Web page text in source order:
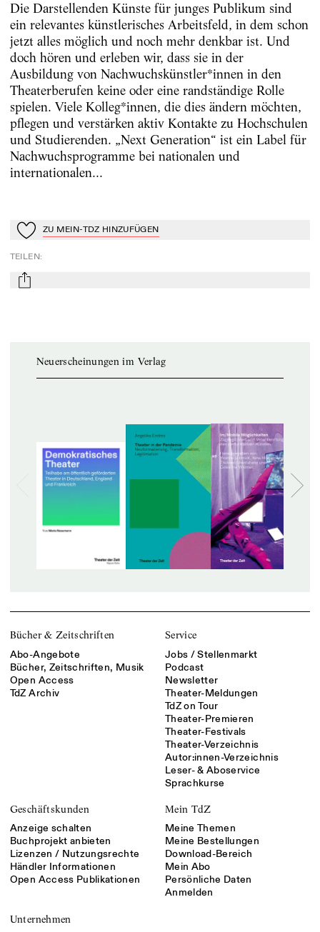
Die Darstellenden Künste für junges Publikum sind
ein relevantes künstlerisches Arbeitsfeld, in dem schon
jetzt alles möglich und noch mehr denkbar ist. Und
doch hören und erleben wir, dass sie in der
Ausbildung von Nachwuchskünstler*innen in den
Theaterberufen keine oder eine randständige Rolle
spielen. Viele Kolleg*innen, die dies ändern möchten,
pflegen und verstärken aktiv Kontakte zu Hochschulen
und Studierenden. „Next Generation“ ist ein Label für
Nachwuchsprogramme bei nationalen und
internationalen...
Zu Mein-TdZ hinzufügen
ZU MEIN-TDZ HINZUFÜGEN
TEILEN:
mail
Neuerscheinungen im Verlag
Bücher & Zeitschriften
Abo-Angebote
Bücher, Zeitschriften, Musik
Open Access
TdZ Archiv
Service
Jobs / Stellenmarkt
Podcast
Newsletter
Theater-Meldungen
TdZ on Tour
Theater-Premieren
Theater-Festivals
Theater-Verzeichnis
Autor:innen-Verzeichnis
Leser- & Aboservice
Sprachkurse
Geschäftskunden
Anzeige schalten
Buchprojekt anbieten
Lizenzen / Nutzungsrechte
Händler Informationen
Open Access Publikationen
Mein TdZ
Meine Themen
Meine Bestellungen
Download-Bereich
Mein Abo
Persönliche Daten
Anmelden
Unternehmen